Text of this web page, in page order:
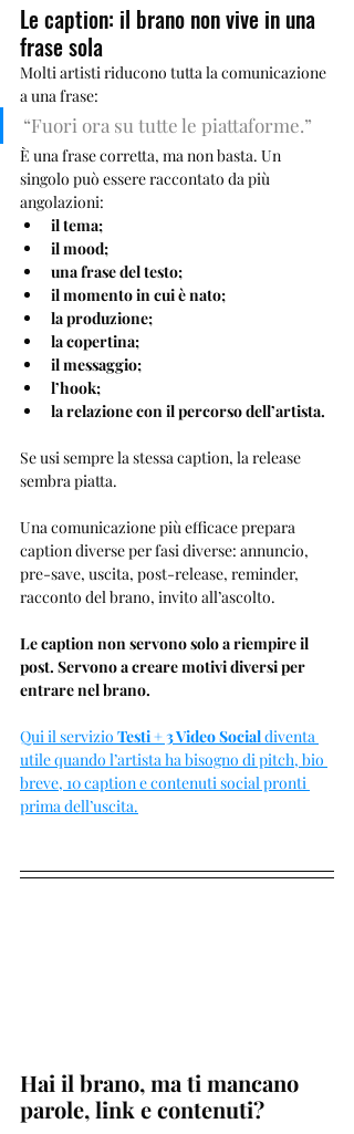
Le caption: il brano non vive in una
frase sola
Molti artisti riducono tutta la comunicazione
a una frase:
“Fuori ora su tutte le piattaforme.”
È una frase corretta, ma non basta. Un
singolo può essere raccontato da più
angolazioni:
il tema;
il mood;
una frase del testo;
il momento in cui è nato;
la produzione;
la copertina;
il messaggio;
l’hook;
la relazione con il percorso dell’artista.
Se usi sempre la stessa caption, la release
sembra piatta.
Una comunicazione più efficace prepara
caption diverse per fasi diverse: annuncio,
pre-save, uscita, post-release, reminder,
racconto del brano, invito all’ascolto.
Le caption non servono solo a riempire il
post. Servono a creare motivi diversi per
entrare nel brano.
Qui il servizio Testi + 3 Video Social diventa
utile quando l’artista ha bisogno di pitch, bio
breve, 10 caption e contenuti social pronti
prima dell’uscita.
Hai il brano, ma ti mancano
parole, link e contenuti?